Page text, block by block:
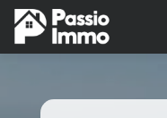
Aller
au
contenu
principal